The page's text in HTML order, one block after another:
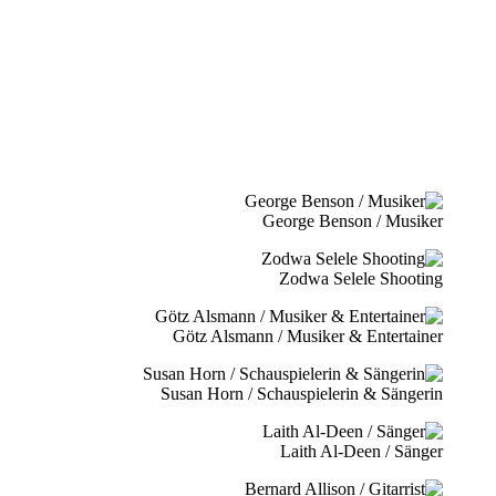
George Benson / Musiker
Zodwa Selele Shooting
Götz Alsmann / Musiker & Entertainer
Susan Horn / Schauspielerin & Sängerin
Laith Al-Deen / Sänger